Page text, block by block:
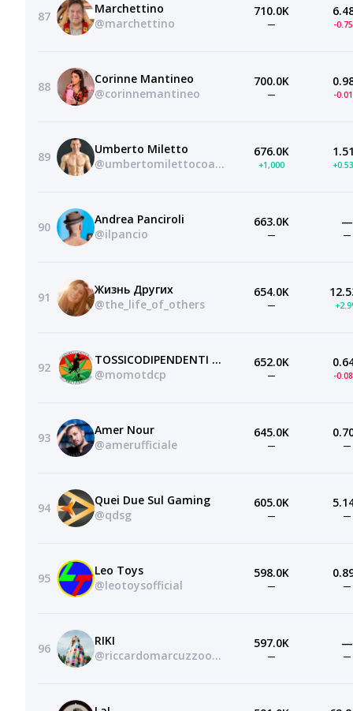
87
Marchettino
@marchettino
710.0K
— -
88
Corinne Mantineo
@corinnemantineo
700.0K
— -
89
Umberto Miletto
@umbertomilettocoach
676.0K
+1,000
90
Andrea Panciroli
@ilpancio
663.0K
—
—
—
91
Жизнь Других
@the_life_of_others
654.0K
—
92
TOSSICODIPENDENTI CON I PARASTINCHI
@momotdcp
652.0K
— -
93
Amer Nour
@amerufficiale
645.0K
— —
94
Quei Due Sul Gaming
@qdsg
605.0K
— —
95
Leo Toys
@leotoysofficial
598.0K
— —
96
RIKI
@riccardomarcuzzoofficial
597.0K
—
—
—